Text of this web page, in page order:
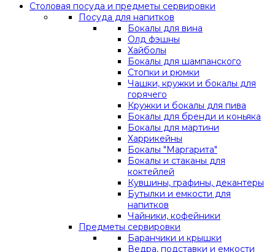
Столовая посуда и предметы сервировки
Посуда для напитков
Бокалы для вина
Олд фэшны
Хайболы
Бокалы для шампанского
Стопки и рюмки
Чашки, кружки и бокалы для
горячего
Кружки и бокалы для пива
Бокалы для бренди и коньяка
Бокалы для мартини
Харрикейны
Бокалы "Маргарита"
Бокалы и стаканы для
коктейлей
Кувшины, графины, декантеры
Бутылки и емкости для
напитков
Чайники, кофейники
Предметы сервировки
Баранчики и крышки
Ведра, подставки и емкости